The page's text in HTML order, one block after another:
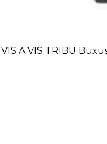
A VIS TRIBU